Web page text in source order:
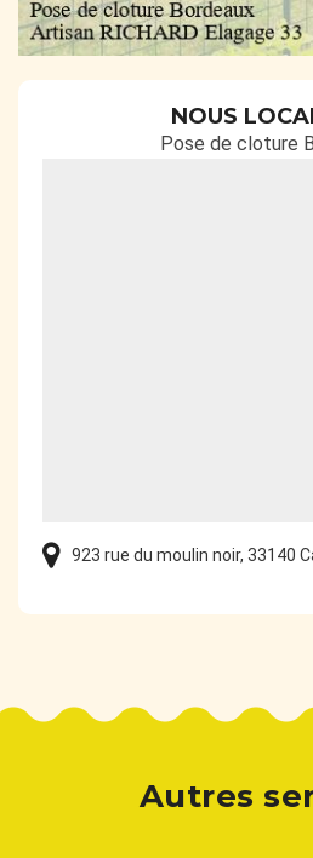
NOUS
Pose de cloture
923 rue du moulin noir, 33140
Autres